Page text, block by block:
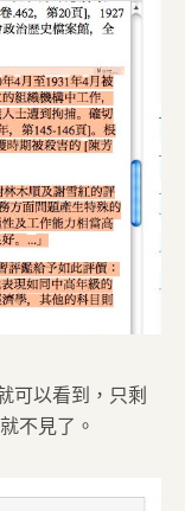
可以看到，只剩
不見了。